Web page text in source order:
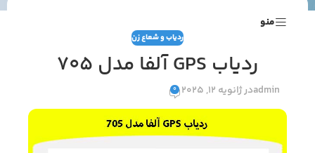
منو
ردیاب و شعاع زن
ردیاب GPS آلفا مدل ۷۰۵
adminدر ژانویه 12, 2025 0